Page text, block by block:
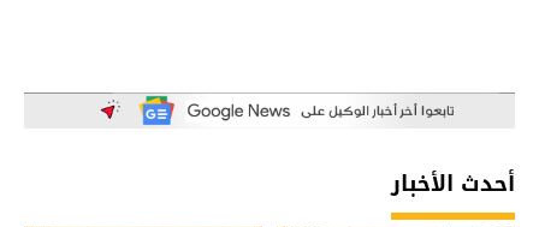
أحدث الأخبار